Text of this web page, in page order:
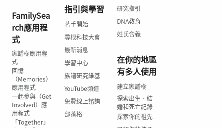
FamilySea
rch應用程
式
家譜樹應用程
式
回憶
（Memories）
應用程式
一起參與（Get
Involved）應
用程式
「Together」
指引與學習
著手開始
尋根科技大會
最新消息
學習中心
族譜研究維基
YouTube頻道
免費線上諮詢
部落格
研究指引
DNA教育
姓氏含義
在你的地區
有多人使用
建立家譜樹
探索出生、結
婚和死亡紀錄
探索你的祖先